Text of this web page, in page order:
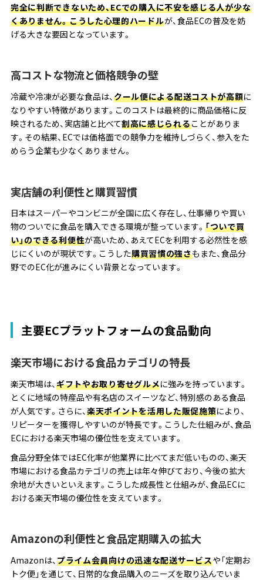
完全に判断できないため、ECでの購入に不安を感じる人が少な
くありません。こうした心理的ハードルが、食品ECの普及を妨
げる大きな要因となっています。
高コストな物流と価格競争の壁
冷蔵や冷凍が必要な食品は、クール便による配送コストが高額に
なりやすい特徴があります。このコストは最終的に商品価格に反
映されるため、実店舗と比べて割高に感じられることがありま
す。その結果、ECでは価格面での競争力を維持しづらく、参入をた
めらう企業も少なくありません。
実店舗の利便性と購買習慣
日本はスーパーやコンビニが全国に広く存在し、仕事帰りや買い
物のついでに食品を購入できる環境が整っています。 「ついで買
い」のできる利便性が高いため、あえてECを利用する必然性を感
じにくいのが現状です。こうした購買習慣の強さもまた、食品分
野でのEC化が進みにくい背景となっています。
主要ECプラットフォームの食品動向
楽天市場における食品カテゴリの特長
楽天市場は、 ギフトやお取り寄せグルメに強みを持っています。
とくに地域の特産品や有名店のスイーツなど、特別感のある食品
が人気です。さらに、 楽天ポイントを活用した販促施策により、
リピーターを獲得しやすいのが特長です。こうした仕組みが、食品
ECにおける楽天市場の優位性を支えています。
食品分野全体ではEC化率が他業界に比べてまだ低いものの、楽天
市場における食品カテゴリの売上は年々伸びており、今後の拡大
余地が大きいといえます。こうした成長性と仕組みが、食品ECに
おける楽天市場の優位性を支えています。
Amazonの利便性と食品定期購入の拡大
Amazonは、 プライム会員向けの迅速な配送サービスや「定期お
トク便」を通じて、日常的な食品購入のニーズを取り込んでいま